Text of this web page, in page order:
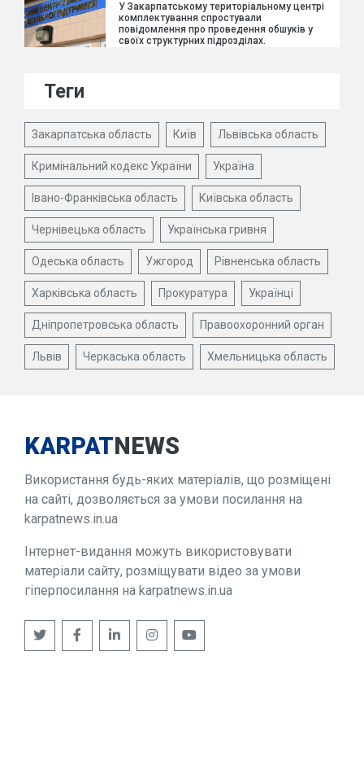
У Закарпатському територіальному центрі
комплектування спростували
повідомлення про проведення обшуків у
своїх структурних підрозділах.
Теги
Закарпатська область Київ Львівська область
Кримінальний кодекс України Україна
Івано-Франківська область Київська область
Чернівецька область Українська гривня
Одеська область Ужгород Рівненська область
Харківська область Прокуратура Українці
Дніпропетровська область Правоохоронний орган
Львів Черкаська область Хмельницька область
KARPATNEWS
Використання будь-яких матеріалів, що розміщені
на сайті, дозволяється за умови посилання на
karpatnews.in.ua
Інтернет-видання можуть використовувати
матеріали сайту, розміщувати відео за умови
гіперпосилання на karpatnews.in.ua